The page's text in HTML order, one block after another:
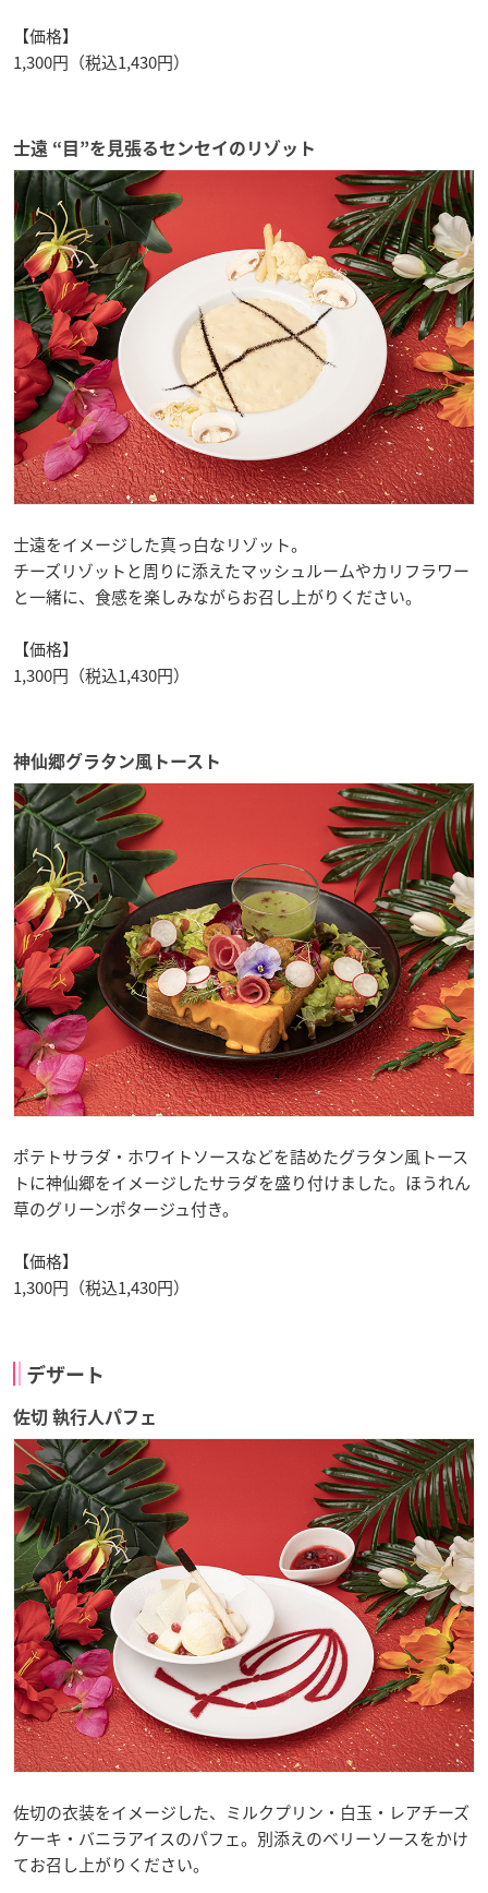
【価格】
1,300円（税込1,430円）
士遠 “目”を見張るセンセイのリゾット
士遠をイメージした真っ白なリゾット。
チーズリゾットと周りに添えたマッシュルームやカリフラワー
と一緒に、食感を楽しみながらお召し上がりください。
【価格】
1,300円（税込1,430円）
神仙郷グラタン風トースト
ポテトサラダ・ホワイトソースなどを詰めたグラタン風トース
トに神仙郷をイメージしたサラダを盛り付けました。ほうれん
草のグリーンポタージュ付き。
【価格】
1,300円（税込1,430円）
デザート
佐切 執行人パフェ
佐切の衣装をイメージした、ミルクプリン・白玉・レアチーズ
ケーキ・バニラアイスのパフェ。別添えのベリーソースをかけ
てお召し上がりください。